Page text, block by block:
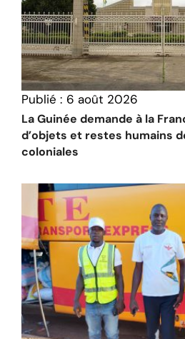
Publié : 6 août 2026
La Guinée demande à la
d’objets et restes humains
coloniales